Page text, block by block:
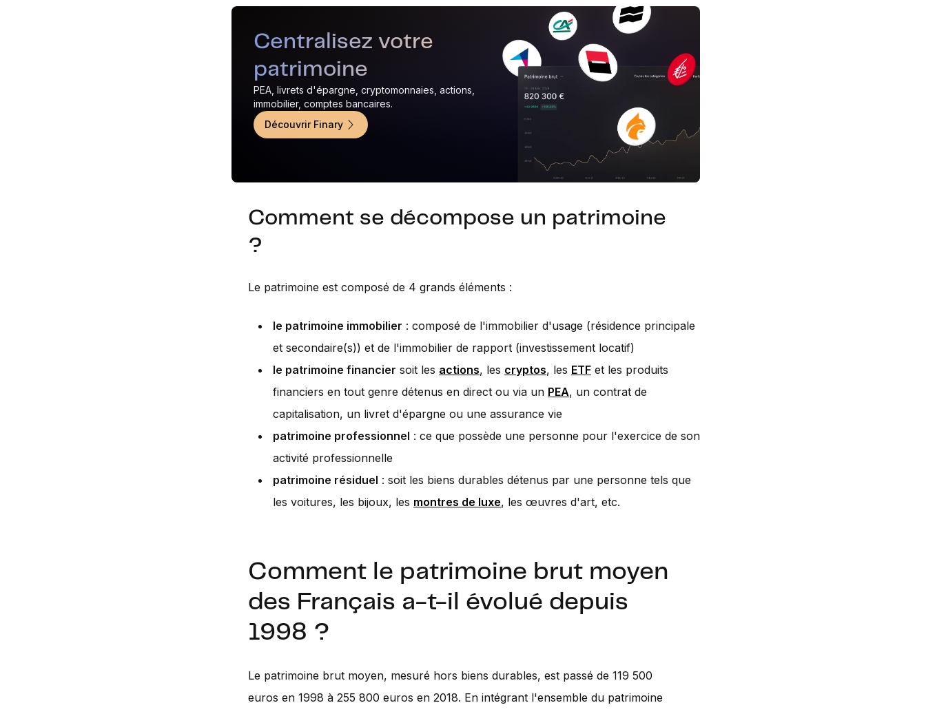
Centralisez votre
patrimoine
PEA, livrets d'épargne, cryptomonnaies, actions,
immobilier, comptes bancaires.
Découvrir Finary
Comment se décompose un patrimoine
?
Le patrimoine est composé de 4 grands éléments :
le patrimoine immobilier : composé de l'immobilier d'usage (résidence principale
et secondaire(s)) et de l'immobilier de rapport (investissement locatif)
le patrimoine financier soit les actions, les cryptos, les ETF et les produits
financiers en tout genre détenus en direct ou via un PEA, un contrat de
capitalisation, un livret d'épargne ou une assurance vie
patrimoine professionnel : ce que possède une personne pour l'exercice de son
activité professionnelle
patrimoine résiduel : soit les biens durables détenus par une personne tels que
les voitures, les bijoux, les montres de luxe, les œuvres d'art, etc.
Comment le patrimoine brut moyen
des Français a-t-il évolué depuis
1998 ?
Le patrimoine brut moyen, mesuré hors biens durables, est passé de 119 500
euros en 1998 à 255 800 euros en 2018. En intégrant l'ensemble du patrimoine